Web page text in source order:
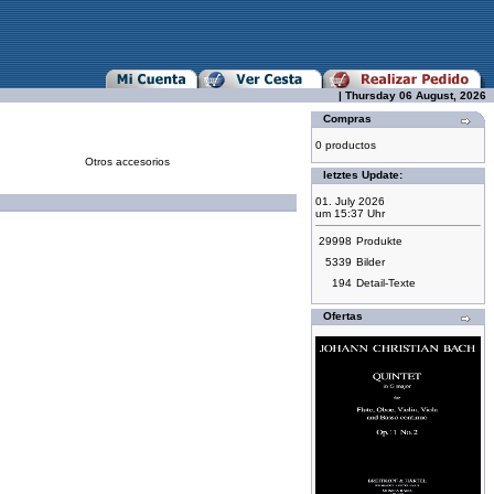
| Thursday 06 August, 2026
Otros accesorios
Compras
0 productos
letztes Update:
01. July 2026
um 15:37 Uhr
29998 Produkte
5339 Bilder
194 Detail-Texte
Ofertas